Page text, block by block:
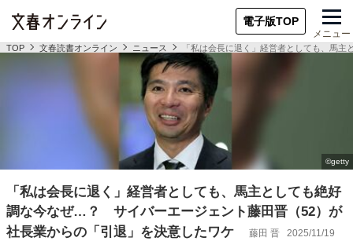
電子版TOP
メニュー
TOP 文春読書オンライン ニュース 「私は会長に退く」経営者としても、馬
「私は会長に退く」経営者としても、馬主としても絶好
調な今なぜ…？ サイバーエージェント藤田晋（52）が
社長業からの「引退」を決意したワケ
藤田 晋 2025/11/19